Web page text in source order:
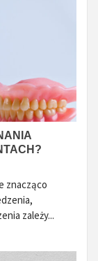
znacząco
zależy...